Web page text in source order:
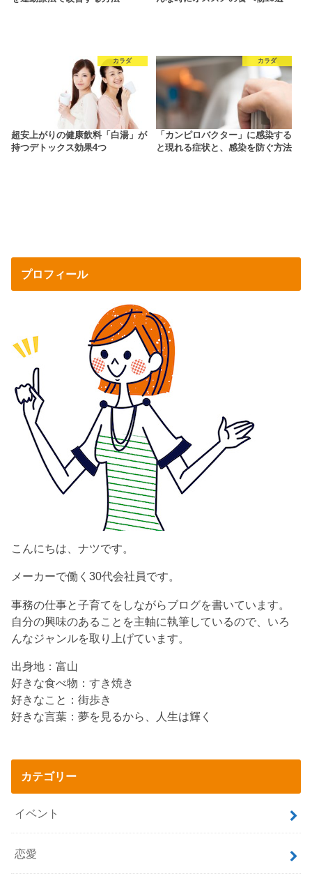
カラダ
超安上がりの健康飲料「白湯」が
持つデトックス効果4つ
カラダ
「カンピロバクター」に感染する
と現れる症状と、感染を防ぐ方法
プロフィール
こんにちは、ナツです。
メーカーで働く30代会社員です。
事務の仕事と子育てをしながらブログを書いています。
自分の興味のあることを主軸に執筆しているので、いろ
んなジャンルを取り上げています。
出身地：富山
好きな食べ物：すき焼き
好きなこと：街歩き
好きな言葉：夢を見るから、人生は輝く
カテゴリー
イベント
恋愛